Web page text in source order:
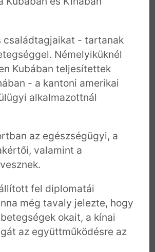
családtagjaikat - tartanak
Némelyiküknél
Kubában teljesítettek
- a kantoni amerikai
alkalmazottnál
az egészségügyi, a
valamint a
fel diplomatái
még tavaly jelezte, hogy
okait, a kínai
az együttműködésre az